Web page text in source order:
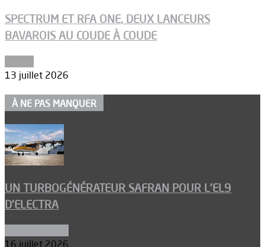
SPECTRUM ET RFA ONE, DEUX LANCEURS
BAVAROIS AU COUDE À COUDE
13 juillet 2026
À NE PAS MANQUER
UN TURBOGÉNÉRATEUR SAFRAN POUR L’EL9
D’ELECTRA
16 juillet 2026